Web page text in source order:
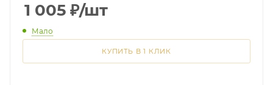
1 005 ₽/шт
Мало
КУПИТЬ В 1 КЛИК